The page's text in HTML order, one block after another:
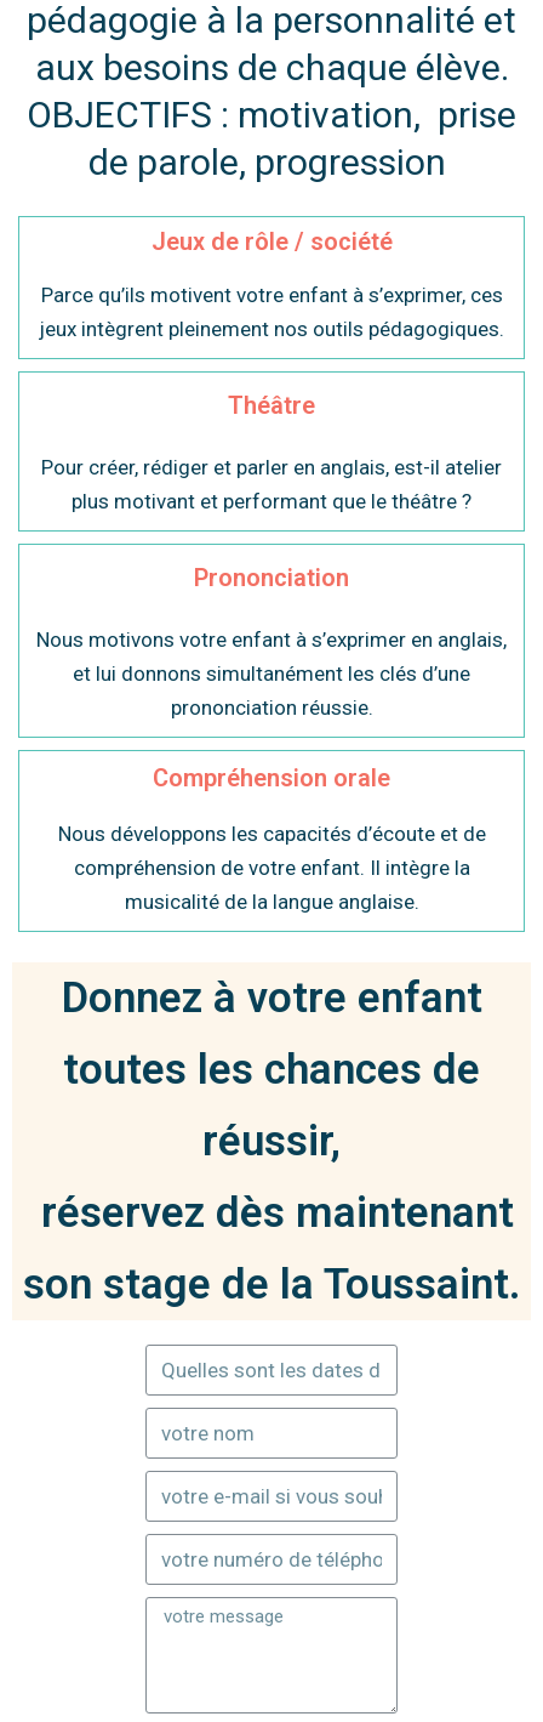
pédagogie à la personnalité et
aux besoins de chaque élève.
OBJECTIFS : motivation, prise
de parole, progression
Jeux de rôle / société
Parce qu’ils motivent votre enfant à s’exprimer, ces
jeux intègrent pleinement nos outils pédagogiques.
Théâtre
Pour créer, rédiger et parler en anglais, est-il atelier
plus motivant et performant que le théâtre ?
Prononciation
Nous motivons votre enfant à s’exprimer en anglais,
et lui donnons simultanément les clés d’une
prononciation réussie.
Compréhension orale
Nous développons les capacités d’écoute et de
compréhension de votre enfant. Il intègre la
musicalité de la langue anglaise.
Donnez à votre enfant
toutes les chances de
réussir,
réservez dès maintenant
son stage de la Toussaint.